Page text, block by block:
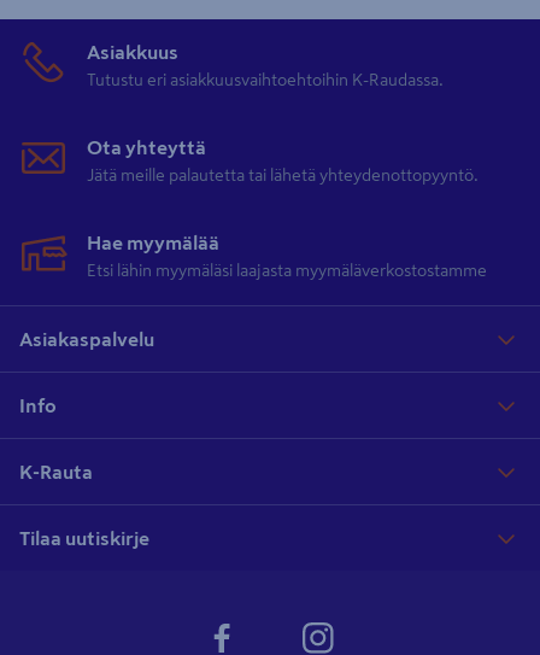
Asiakkuus
Tutustu eri asiakkuusvaihtoehtoihin K-Raudassa.
Ota yhteyttä
Jätä meille palautetta tai lähetä yhteydenottopyyntö.
Hae myymälää
Etsi lähin myymäläsi laajasta myymäläverkostostamme
Asiakaspalvelu
Info
K-Rauta
Tilaa uutiskirje